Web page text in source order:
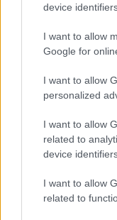
device
I want to allow
Google for
I want to allow
personalized
I want to allow
related to
device
I want to allow
related to
évszázados